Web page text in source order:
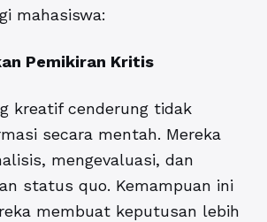
mahasiswa:
Pemikiran Kritis
kreatif cenderung tidak
secara mentah. Mereka
mengevaluasi, dan
status quo. Kemampuan ini
membuat keputusan lebih